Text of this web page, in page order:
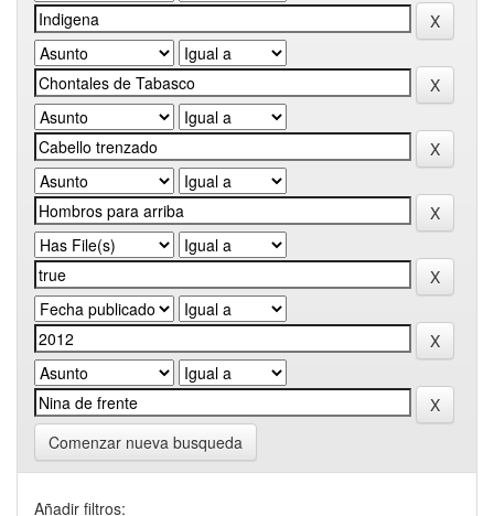
Comenzar nueva busqueda
Añadir filtros: